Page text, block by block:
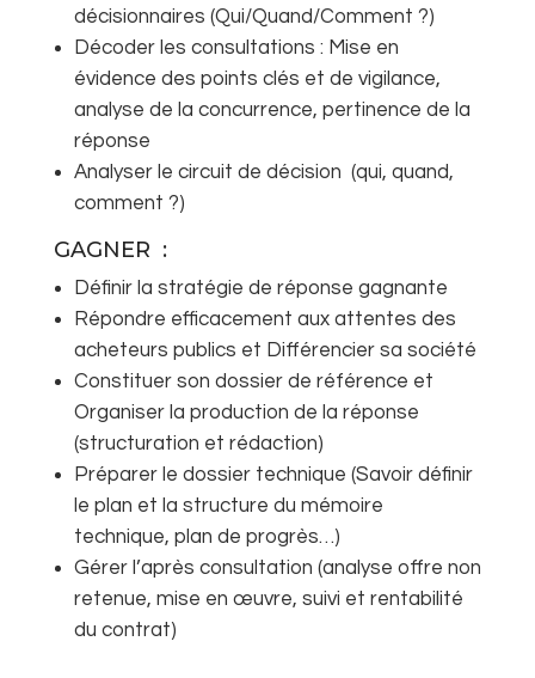
décisionnaires (Qui/Quand/Comment ?)
Décoder les consultations : Mise en
évidence des points clés et de vigilance,
analyse de la concurrence, pertinence de la
réponse
Analyser le circuit de décision (qui, quand,
comment ?)
GAGNER :
Définir la stratégie de réponse gagnante
Répondre efficacement aux attentes des
acheteurs publics et Différencier sa société
Constituer son dossier de référence et
Organiser la production de la réponse
(structuration et rédaction)
Préparer le dossier technique (Savoir définir
le plan et la structure du mémoire
technique, plan de progrès…)
Gérer l’après consultation (analyse offre non
retenue, mise en œuvre, suivi et rentabilité
du contrat)